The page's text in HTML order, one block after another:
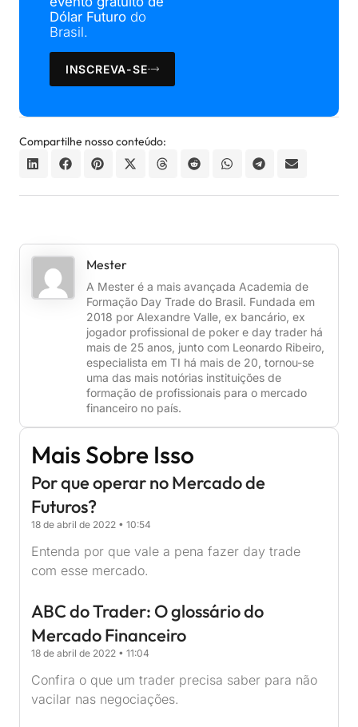
Dólar Futuro do
Brasil.
INSCREVA-SE
Compartilhe nosso conteúdo:
Mester
A Mester é a mais avançada Academia de
Formação Day Trade do Brasil. Fundada em
2018 por Alexandre Valle, ex bancário, ex
jogador profissional de poker e day trader há
mais de 25 anos, junto com Leonardo Ribeiro,
especialista em TI há mais de 20, tornou-se
uma das mais notórias instituições de
formação de profissionais para o mercado
financeiro no país.
Mais Sobre Isso
Por que operar no Mercado de
Futuros?
18 de abril de 2022 10:54
Entenda por que vale a pena fazer day trade
com esse mercado.
ABC do Trader: O glossário do
Mercado Financeiro
18 de abril de 2022 11:04
Confira o que um trader precisa saber para não
vacilar nas negociações.